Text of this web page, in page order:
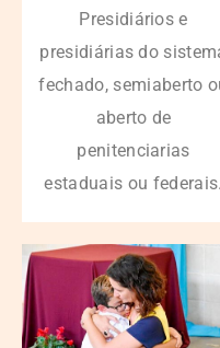
Presidiários e
presidiárias do
fechado, semiaberto
aberto de
penitenciarias
estaduais ou federais.